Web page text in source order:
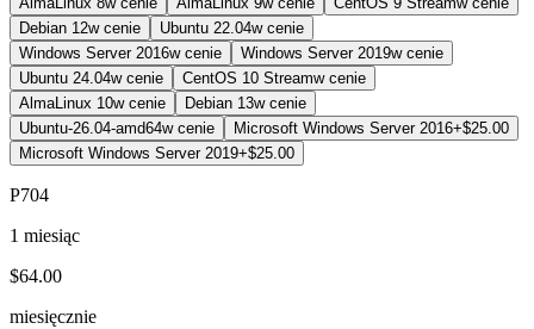
Debian 12w cenie Ubuntu 22.04w cenie
Windows Server 2016w cenie Windows Server 2019w cenie
Ubuntu 24.04w cenie CentOS 10 Streamw cenie
AlmaLinux 10w cenie Debian 13w cenie
Ubuntu-26.04-amd64w cenie Microsoft Windows Server 2016+$25.00
Microsoft Windows Server 2019+$25.00
P704
1 miesiąc
$64.00
miesięcznie